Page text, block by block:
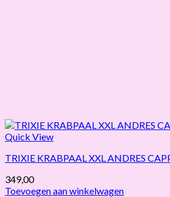
Quick View
TRIXIE KRABPAAL XXL ANDRES
349,00
Toevoegen aan winkelwagen